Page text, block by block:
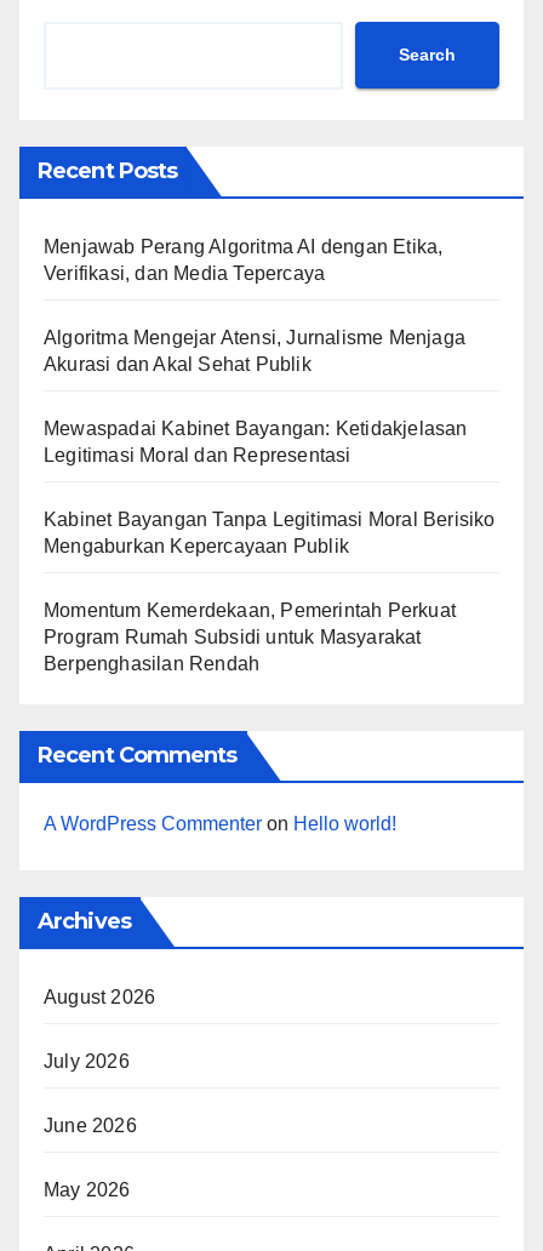
Search
Recent Posts
Menjawab Perang Algoritma AI dengan Etika,
Verifikasi, dan Media Tepercaya
Algoritma Mengejar Atensi, Jurnalisme Menjaga
Akurasi dan Akal Sehat Publik
Mewaspadai Kabinet Bayangan: Ketidakjelasan
Legitimasi Moral dan Representasi
Kabinet Bayangan Tanpa Legitimasi Moral Berisiko
Mengaburkan Kepercayaan Publik
Momentum Kemerdekaan, Pemerintah Perkuat
Program Rumah Subsidi untuk Masyarakat
Berpenghasilan Rendah
Recent Comments
A WordPress Commenter on Hello world!
Archives
August 2026
July 2026
June 2026
May 2026